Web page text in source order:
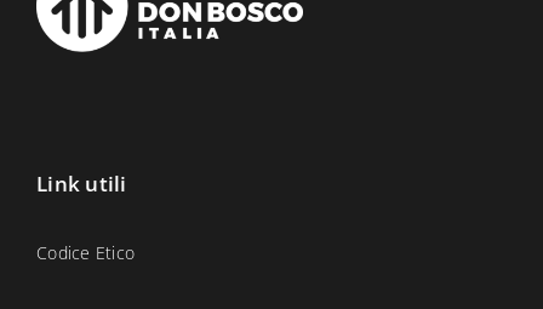
Link utili
Codice Etico